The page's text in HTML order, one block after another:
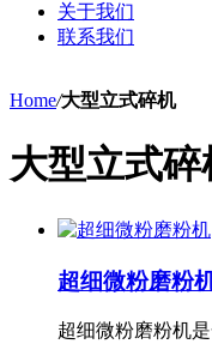
关于我们
联系我们
Home/大型立式碎机
大型立式碎
超细微粉磨粉
超细微粉磨粉机